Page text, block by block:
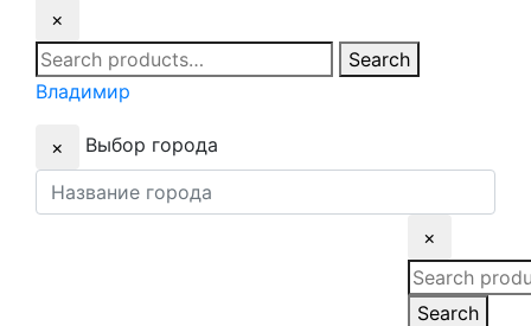
×
Search
for:
Search
Владимир
× Выбор города
×
Search
for:
Search